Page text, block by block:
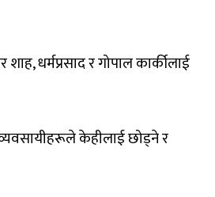
धर्मप्रसाद र गोपाल कार्कीलाई
केहीलाई छोड्ने र